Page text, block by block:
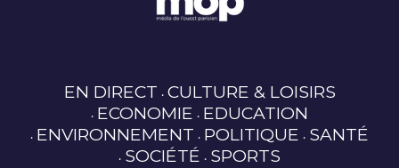
EN DIRECT CULTURE & LOISIRS
ECONOMIE EDUCATION
ENVIRONNEMENT POLITIQUE SANTÉ
SOCIÉTÉ SPORTS